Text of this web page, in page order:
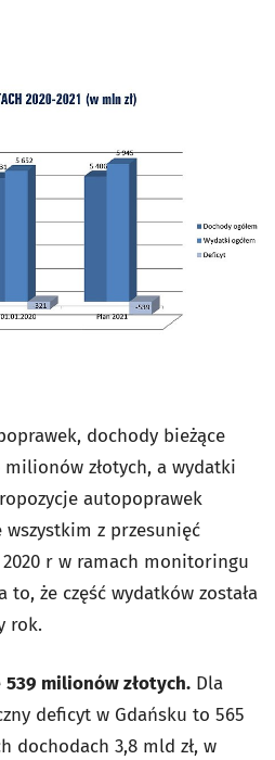
dochody bieżące
złotych, a wydatki
autopoprawek
z przesunięć
r w ramach monitoringu
to, że część wydatków została
rok.
539 milionów złotych. Dla
deficyt w Gdańsku to 565
dochodach 3,8 mld zł, w